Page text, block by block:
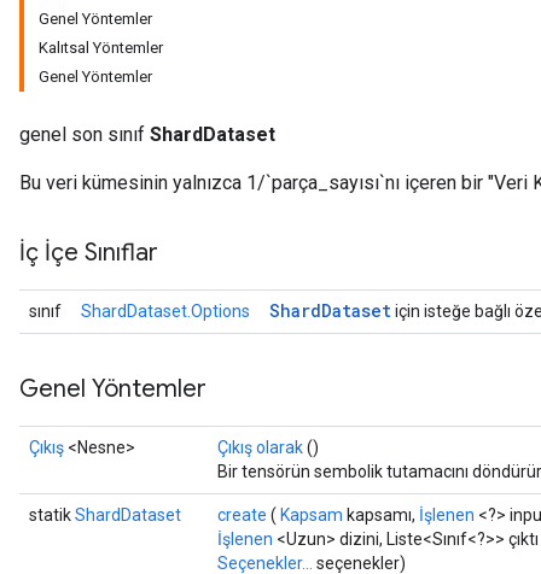
Genel Yöntemler
Kalıtsal Yöntemler
Genel Yöntemler
genel son sınıf ShardDataset
Bu veri kümesinin yalnızca 1/`parça_sayısı`nı içeren bir "Veri
İç İçe Sınıflar
sınıf ShardDataset.Options ShardDatasetiçin isteğe bağlı
Genel Yöntemler
Çıkış <Nesne> Çıkış olarak()
Bir tensörün sembolik tutamacını
statikShardDataset create ( Kapsam kapsamı, İşlenen <?>
İşlenen <Uzun> dizini, Liste<Sınıf<?>>
Seçenekler...
seçenekler)